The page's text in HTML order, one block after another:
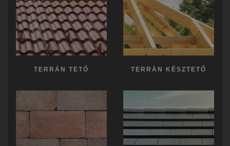
TERRÁN TETŐ TERRÁN KÉSZTETŐ